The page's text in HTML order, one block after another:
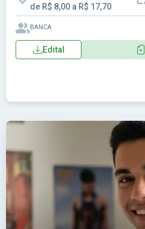
de R$ 8,00 a R$ 17,70
BANCA
Edital